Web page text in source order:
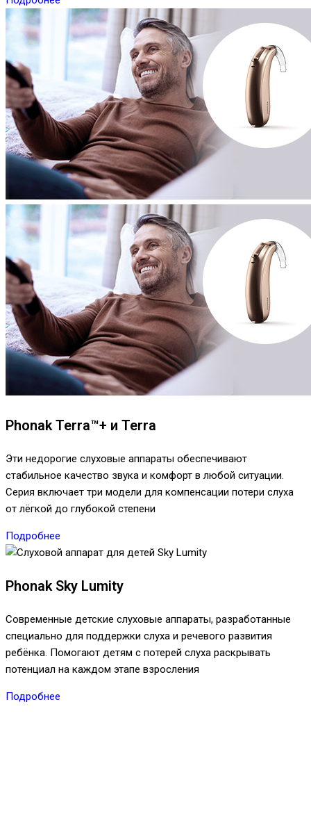
Phonak Terra™+ и Terra
Эти недорогие слуховые аппараты обеспечивают
стабильное качество звука и комфорт в любой ситуации.
Серия включает три модели для компенсации потери слуха
от лёгкой до глубокой степени
Подробнее
Phonak Sky Lumity
Современные детские слуховые аппараты, разработанные
специально для поддержки слуха и речевого развития
ребёнка. Помогают детям с потерей слуха раскрывать
потенциал на каждом этапе взросления
Подробнее